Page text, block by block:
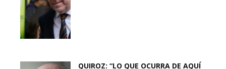
QUIROZ: “LO QUE OCURRA DE AQUÍ